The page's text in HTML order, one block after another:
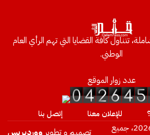
تتناول كافة القضايا التي تهم الرأي العام
الوطني.
عدد زوار الموقع
للإعلان معنا إتصل بنا
قلم الناس © 2026، جميع تصميم و تطوير ووردبريس